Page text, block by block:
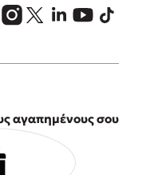
αγαπημένους σου